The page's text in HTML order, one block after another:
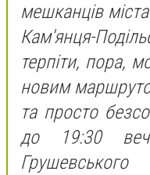
мешканців
Кам'янця-
терпіти, пора,
новим
та просто
до 19:30